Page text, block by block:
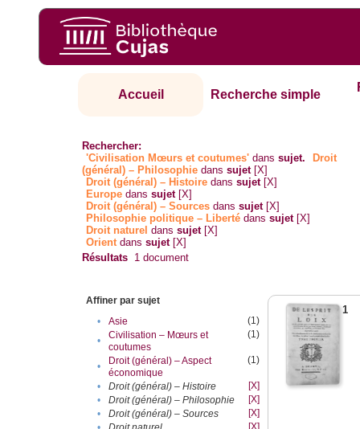
Accueil Recherche simple
Rechercher:
'Civilisation Mœurs et coutumes' danssujet.
Droit
(général) – Philosophie danssujet [X]
Droit (général) – Histoire danssujet [X]
Europe danssujet [X]
Droit (général) – Sources danssujet [X]
Philosophie politique – Liberté danssujet [X]
Droit naturel danssujet [X]
Orientdanssujet [X]
Résultats 1 document
Affiner par sujet
•
Asie
(1)
•
Civilisation – Mœurs et
coutumes
(1)
•
Droit (général) – Aspect
économique
(1)
• Droit (général) – Histoire
[X]
•
Droit (général) – Philosophie
[X]
•
Droit (général) – Sources
[X]
1